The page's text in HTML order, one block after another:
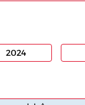
2024